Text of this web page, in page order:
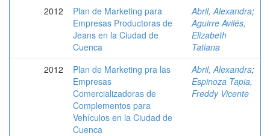
2012
Plan de Marketing para
Empresas Productoras de
Jeans en la Ciudad de
Cuenca
Abril, Alexandra;
Aguirre Avilés,
Elizabeth
Tatiana
2012
Plan de Marketing pra las
Empresas
Comercializadoras de
Complementos para
Vehículos en la Ciudad de
Cuenca
Abril, Alexandra;
Espinoza Tapia,
Freddy Vicente